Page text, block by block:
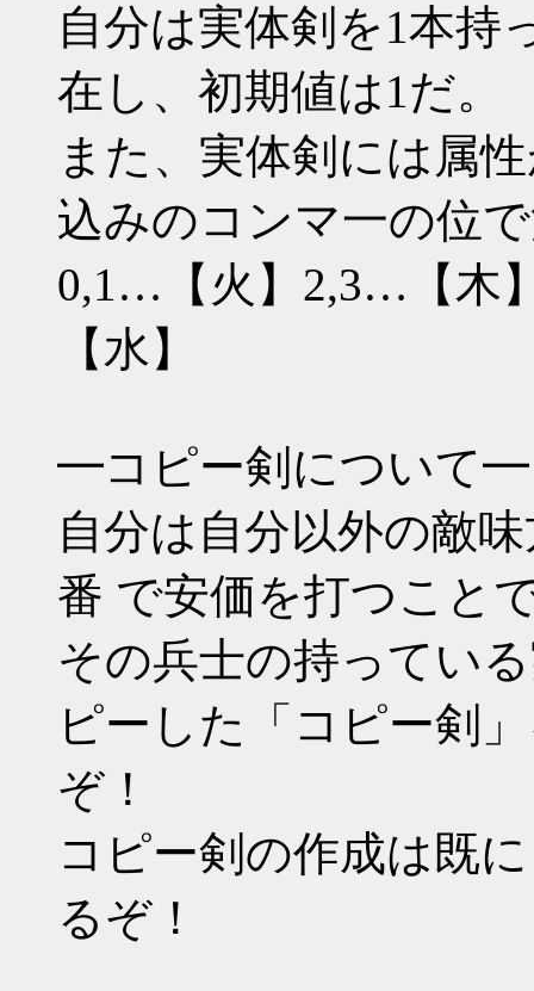
自分は実体剣を1本持
在し、初期値は1だ。
また、実体剣には属
込みのコンマ一の位
0,1…【火】2,3…【木
【水】
━コピー剣について━
自分は自分以外の敵
番 で安価を打つこと
その兵士の持ってい
ピーした「コピー剣
ぞ！
コピー剣の作成は既
るぞ！